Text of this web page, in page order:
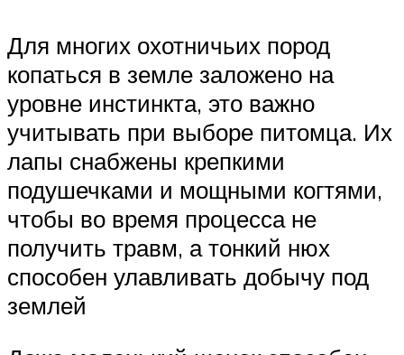
Для многих охотничьих пород
копаться в земле заложено на
уровне инстинкта, это важно
учитывать при выборе питомца. Их
лапы снабжены крепкими
подушечками и мощными когтями,
чтобы во время процесса не
получить травм, а тонкий нюх
способен улавливать добычу под
землей